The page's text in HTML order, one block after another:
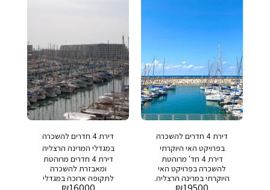
דירת 4 חדרים להשכרה
בפרויקט האי היוקרתי
דירת 4 חד' מרוהטת
להשכרה בפרויקט האי
היוקרתי במרינה הרצליה.
דירת 4 חדרים להשכרה
במגדלי המרינה הרצליה
דירת 4 חדרים מרוהטת
ומאבזרת להשכרה
לתקופה ארוכה במגדלי
המרינה הרצליה. דירה עם